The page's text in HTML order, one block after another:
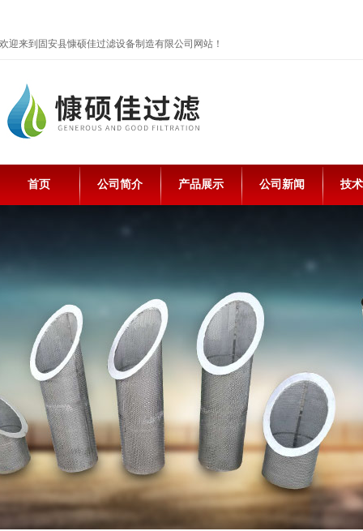
欢迎来到固安县慷硕佳过滤设备制造有限公司网站！
首页 公司简介 产品展示 公司新闻 技